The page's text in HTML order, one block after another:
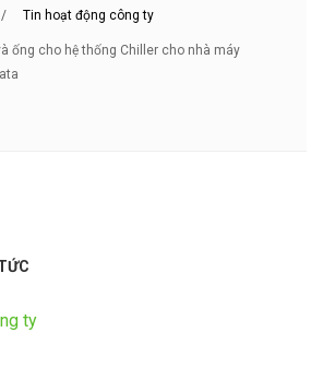
/ Tin hoạt động công ty
ống cho hệ thống Chiller cho nhà máy
ty